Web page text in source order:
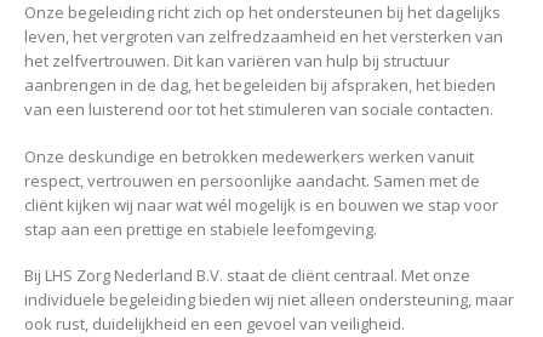
Onze begeleiding richt zich op het ondersteunen bij het dagelijks
leven, het vergroten van zelfredzaamheid en het versterken van
het zelfvertrouwen. Dit kan variëren van hulp bij structuur
aanbrengen in de dag, het begeleiden bij afspraken, het bieden
van een luisterend oor tot het stimuleren van sociale contacten.
Onze deskundige en betrokken medewerkers werken vanuit
respect, vertrouwen en persoonlijke aandacht. Samen met de
cliënt kijken wij naar wat wél mogelijk is en bouwen we stap voor
stap aan een prettige en stabiele leefomgeving.
Bij LHS Zorg Nederland B.V. staat de cliënt centraal. Met onze
individuele begeleiding bieden wij niet alleen ondersteuning, maar
ook rust, duidelijkheid en een gevoel van veiligheid.